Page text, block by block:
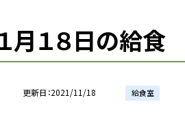
月１８日の給食
更新日 2021/11/18 給食室